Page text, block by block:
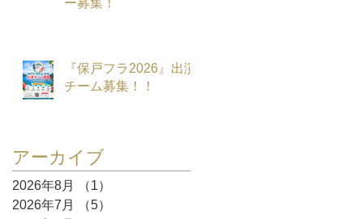
『保戸フラ2026』出演
チーム募集！！
アーカイブ
2026年8月 （1）
2026年7月
（5）